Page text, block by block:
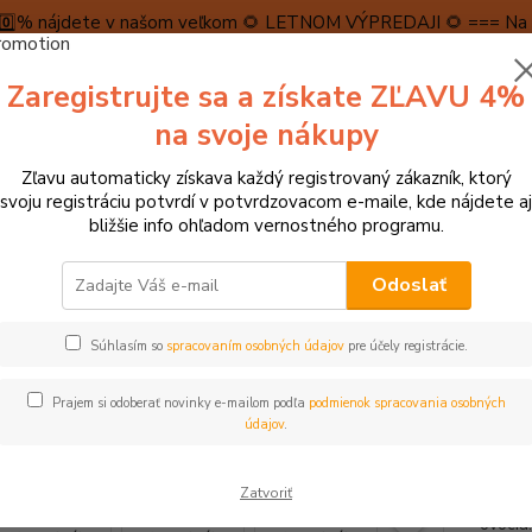
nájdete v našom veľkom 🌻 LETNOM VÝPREDAJI 🌻 ===
máme teraz pripravené špeciálne zľavy až do výšky 1️⃣5️⃣%
A PLATBA RECENZIE 👉VRÁTENIE TOVARU👈
Hľadať
(Po-
Domčeky, kočíky pre bábiky, kuchynky, farmy Le Toy Van Platobný terminál
Van Platobný terminál
Zaregistrujte sa a získate ZĽAVU 4%
na svoje nákupy
Zľavu automaticky získava každý registrovaný zákazník, ktorý
svoju registráciu potvrdí v potvrdzovacom e-maile, kde nájdete aj
bližšie info ohľadom vernostného programu.
Odoslať
Súhlasím so spracovaním osobných údajovpre účely registrácie.
Prajem si odoberať novinky e-mailom podľa podmienok spracovania osobných
údajov.
Zatvoriť